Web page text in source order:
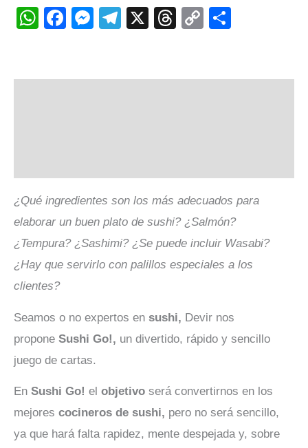
WhatsApp
Facebook
Messenger
Telegram
X Threads
Copy
¿Qué ingredientes son los más adecuados para
elaborar un buen plato de sushi? ¿Salmón?
¿Tempura? ¿Sashimi? ¿Se puede incluir Wasabi?
¿Hay que servirlo con palillos especiales a los
clientes?
Seamos o no expertos en sushi, Devir nos
propone Sushi Go!, un divertido, rápido y sencillo
juego de cartas.
En Sushi Go! el objetivo será convertirnos en los
mejores cocineros de sushi, pero no será sencillo,
ya que hará falta rapidez, mente despejada y, sobre